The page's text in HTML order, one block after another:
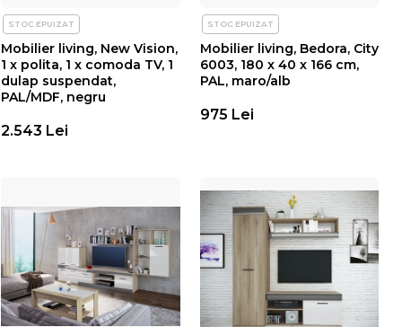
STOC EPUIZAT
Mobilier living, New Vision,
1 x polita, 1 x comoda TV, 1
dulap suspendat,
PAL/MDF, negru
2.543 Lei
STOC EPUIZAT
Mobilier living, Bedora, City
6003, 180 x 40 x 166 cm,
PAL, maro/alb
975 Lei